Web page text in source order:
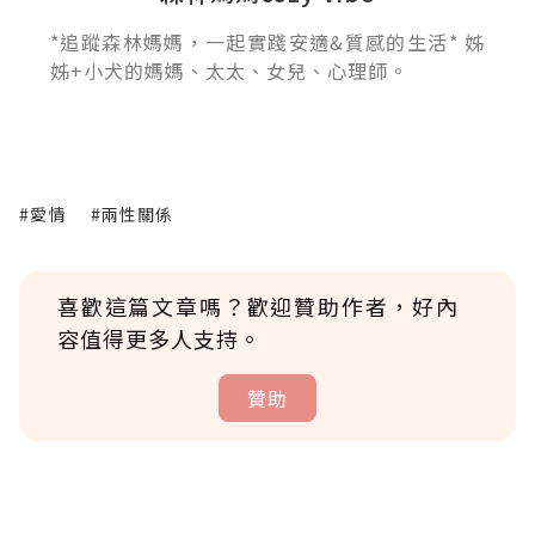
*追蹤森林媽媽，一起實踐安適&質感的生活* 姊
姊+小犬的媽媽、太太、女兒、心理師。
#愛情 #兩性關係
喜歡這篇文章嗎？歡迎贊助作者，好內
容值得更多人支持。
贊助